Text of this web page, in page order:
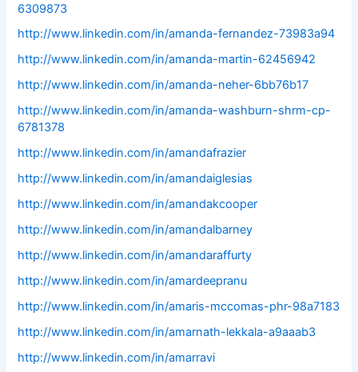
6309873
http://www.linkedin.com/in/amanda-fernandez-73983a94
http://www.linkedin.com/in/amanda-martin-62456942
http://www.linkedin.com/in/amanda-neher-6bb76b17
http://www.linkedin.com/in/amanda-washburn-shrm-cp-
6781378
http://www.linkedin.com/in/amandafrazier
http://www.linkedin.com/in/amandaiglesias
http://www.linkedin.com/in/amandakcooper
http://www.linkedin.com/in/amandalbarney
http://www.linkedin.com/in/amandaraffurty
http://www.linkedin.com/in/amardeepranu
http://www.linkedin.com/in/amaris-mccomas-phr-98a7183
http://www.linkedin.com/in/amarnath-lekkala-a9aaab3
http://www.linkedin.com/in/amarravi